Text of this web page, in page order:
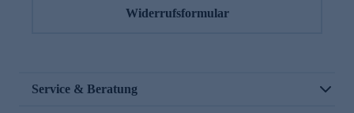
Widerrufsformular
Service & Beratung